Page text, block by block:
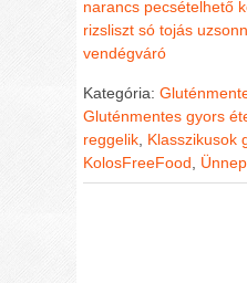
narancs pecsételhető
rizsliszt só tojás
vendégváró
Kategória:
Gluténmentes gyors
reggelik Klasszikusok
KolosFreeFood